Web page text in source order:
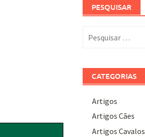
PESQUISAR
por:
CATEGORIAS
Artigos
Artigos Cães
Artigos Cavalos